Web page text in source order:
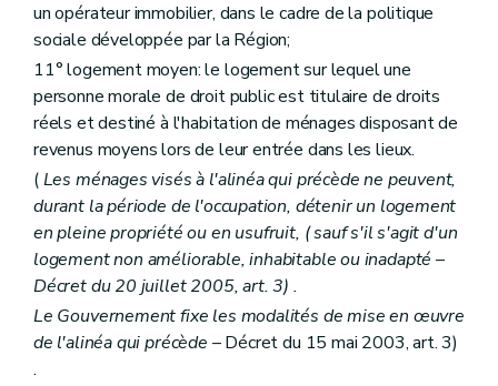
Art. 72
Art. 73
Art. 74
Art. 75
Sous-section 3 De la procédure
Art. 76
Art. 77
Art. 78
Chapitre IVbis
Des aides au partenariat
Art. 78bis
Chapitre V Dispositions spécifiques relatives aux zones d'initiative privilégiée
Art. 79
Chapitre VI De la lutte contre l'inoccupation des logements
Section première De la phase amiable
Art. 80
Art. 81
Art. 82
un opérateur immobilier, dans le cadre de la politique
sociale développée par la Région;
11° logement moyen: le logement sur lequel une
personne morale de droit public est titulaire de droits
réels et destiné à l'habitation de ménages disposant de
revenus moyens lors de leur entrée dans les lieux.
(Les ménages visés à l'alinéa qui précède ne peuvent,
durant la période de l'occupation, détenir un logement
en pleine propriété ou en usufruit, (sauf s'il s'agit d'un
logement non améliorable, inhabitable ou inadapté –
Décret du 20 juillet 2005, art. 3) .
Le Gouvernement fixe les modalités de mise en œuvre
de l'alinéa qui précède – Décret du 15 mai 2003, art. 3)
.